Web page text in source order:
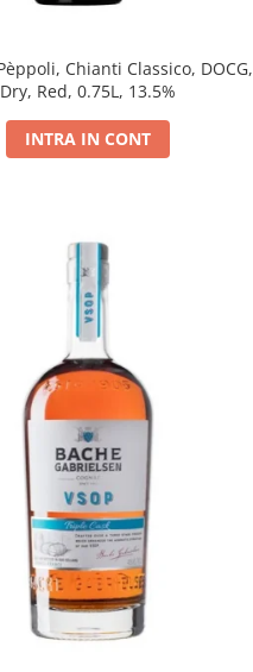
Chianti Classico, DOCG,
Dry, Red, 0.75L, 13.5%
INTRA IN CONT